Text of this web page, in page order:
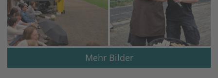
Mehr Bilder